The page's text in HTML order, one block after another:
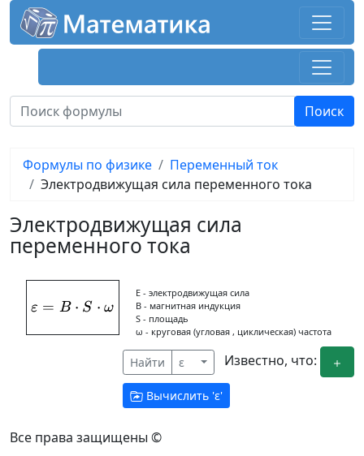
Формулы по физике
Переменный ток
Электродвижущая сила переменного тока
Электродвижущая сила
переменного тока
\varepsilon = B\cdot S\cdot \omega
ε = B ⋅ S ⋅ ω
Ε - электродвижущая сила
B - магнитная индукция
S - площадь
ω - круговая (угловая , циклическая) частота
Найти ε Известно, что:
Вычислить 'ε'
Все права защищены ©